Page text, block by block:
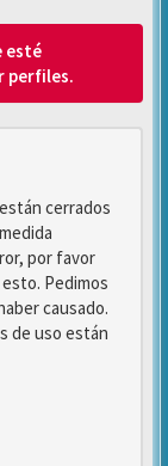
esté
perfiles.
cerrados
por favor
Pedimos
causado.
de uso están